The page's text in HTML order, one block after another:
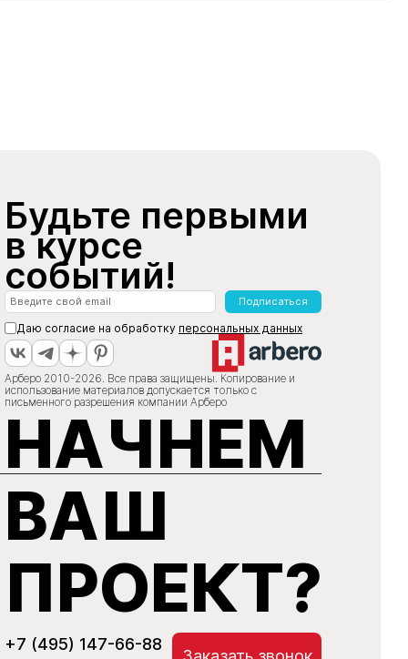
Будьте первыми
в курсе
событий!
Подписаться
Даю согласие на обработку персональных данных
Арберо 2010-2026. Все права защищены. Копирование и
использование материалов допускается только с
письменного разрешения компании Арберо
НАЧНЕМ
ВАШ
ПРОЕКТ?
+7 (495) 147-66-88